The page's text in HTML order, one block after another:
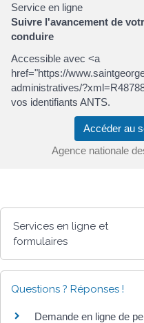
Service en ligne
Suivre l'avancement de
conduire
Accessible avec <a
href="https://
administratives/
vos identifiants ANTS.
Accéder au
Agence nationale
Services en ligne et
formulaires
Questions ? Réponses !
Demande en ligne de